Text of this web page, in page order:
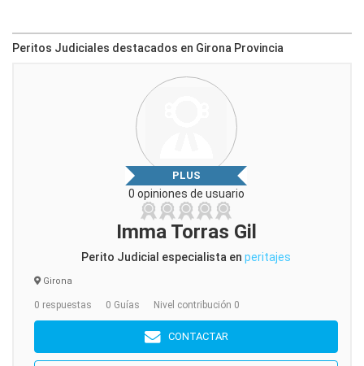
Peritos Judiciales destacados en Girona Provincia
PLUS
0 opiniones de usuario
Imma Torras Gil
Perito Judicial especialista en peritajes
Girona
0 respuestas 0 Guías Nivel contribución 0
CONTACTAR